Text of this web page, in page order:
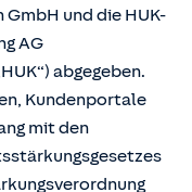
und die HUK-
AG
abgegeben.
Kundenportale
mit den